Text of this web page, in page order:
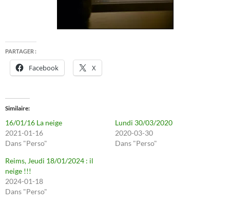
PARTAGER :
Facebook X
Similaire
16/01/16 La neige
2021-01-16
Dans "Perso"
Lundi 30/03/2020
2020-03-30
Dans "Perso"
Reims, Jeudi 18/01/2024 : il
neige !!!
2024-01-18
Dans "Perso"